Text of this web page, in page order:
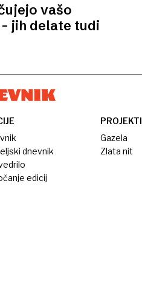
vašo
jih delate tudi
dnevnik
edicij
PROJEKTI
Gazela
Zlata nit